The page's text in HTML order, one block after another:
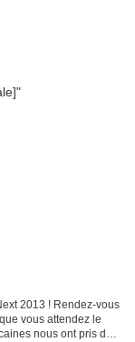
2013 ! Rendez-vous
vous attendez le
nous ont pris de